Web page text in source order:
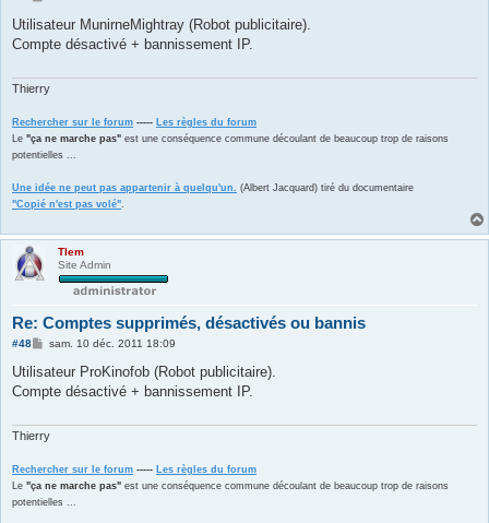
s
a
Utilisateur MunirneMightray (Robot publicitaire).
Compte désactivé + bannissement IP.
Thierry
Rechercher sur le forum -----
Les règles du forum
Le "ça ne marche pas" est une conséquence commune découlant de beaucoup trop de raisons
potentielles ...
Une idée ne peut pas appartenir à quelqu'un.
(Albert Jacquard) tiré du documentaire
"Copié n'est pas volé"
Tlem
Site Admin
Re: Comptes supprimés, désactivés ou bannis
#48
M
s
a
sam. 10 déc. 2011 18:09
Utilisateur ProKinofob (Robot publicitaire).
Compte désactivé + bannissement IP.
Thierry
Rechercher sur le forum ----- Les règles du forum
Le "ça ne marche pas" est une conséquence commune découlant de beaucoup trop de raisons
potentielles ...